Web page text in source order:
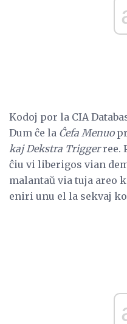
Kodoj por la CIA
Dum ĉe la Ĉefa Menuo
kaj Dekstra Triggerree.
ĉiu vi liberigos vian
malantaŭ via tuja areo
eniri unu el la sekvaj